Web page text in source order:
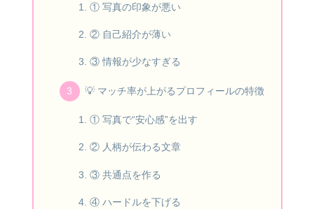
① 写真の印象が悪い
② 自己紹介が薄い
③ 情報が少なすぎる
💡 マッチ率が上がるプロフィールの特徴
① 写真で“安心感”を出す
② 人柄が伝わる文章
③ 共通点を作る
④ ハードルを下げる